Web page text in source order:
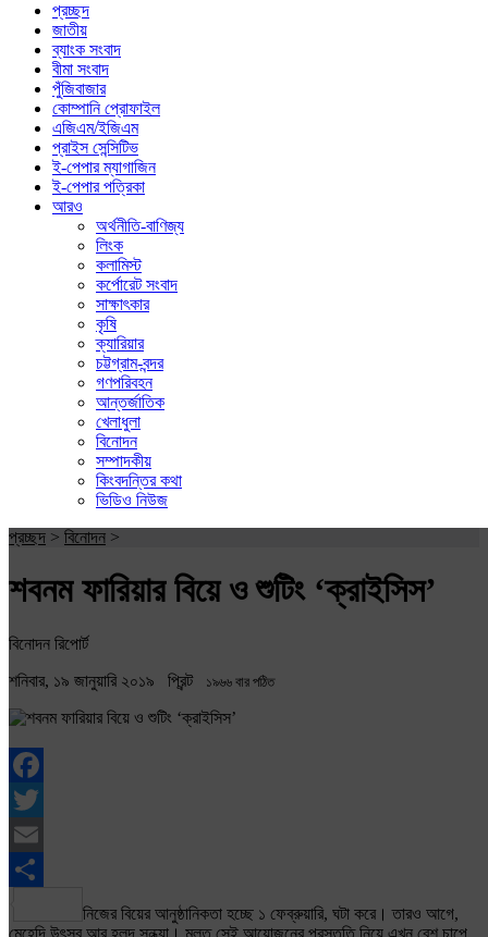
প্রচ্ছদ
জাতীয়
ব্যাংক সংবাদ
বীমা সংবাদ
পুঁজিবাজার
কোম্পানি প্রোফাইল
এজিএম/ইজিএম
প্রাইস সেন্সিটিভ
ই-পেপার ম্যাগাজিন
ই-পেপার পত্রিকা
আরও
অর্থনীতি-বাণিজ্য
লিংক
কলামিস্ট
কর্পোরেট সংবাদ
সাক্ষাৎকার
কৃষি
ক্যারিয়ার
চট্টগ্রাম-বন্দর
গণপরিবহন
আন্তর্জাতিক
খেলাধুলা
বিনোদন
সম্পাদকীয়
কিংবদন্তির কথা
ভিডিও নিউজ
প্রচ্ছদ > বিনোদন >
শবনম ফারিয়ার বিয়ে ও শুটিং ‘ক্রাইসিস’
বিনোদন রিপোর্ট
শনিবার, ১৯ জানুয়ারি ২০১৯ প্রিন্ট ১৯৬৬ বার পঠিত
Facebook
Twitter
Email
Share
নিজের বিয়ের আনুষ্ঠানিকতা হচ্ছে ১ ফেব্রুয়ারি, ঘটা করে। তারও আগে,
মেহেদি উৎসব আর হলুদ সন্ধ্যা। মূলত সেই আয়োজনের প্রস্তুতি নিয়ে এখন বেশ চাপে